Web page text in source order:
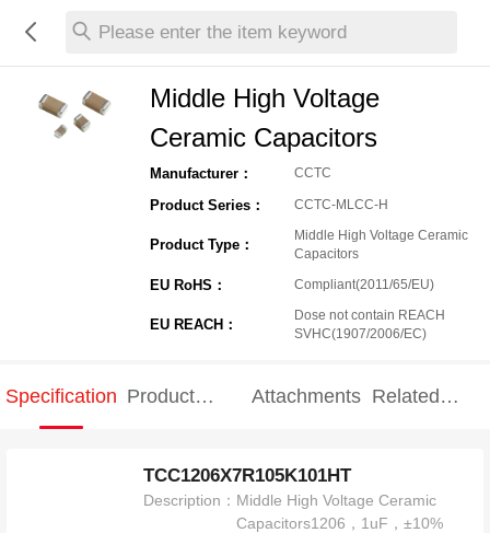
Please enter the item keyword
Middle High Voltage
Ceramic Capacitors
Manufacturer： CCTC
Product Series： CCTC-MLCC-H
Product Type：
Middle High Voltage Ceramic
Capacitors
EU RoHS： Compliant(2011/65/EU)
EU REACH：
Dose not contain REACH
SVHC(1907/2006/EC)
Specification Product
Attachments Related
TCC1206X7R105K101HT
Description： Middle High Voltage Ceramic
Capacitors1206，1uF，±10%